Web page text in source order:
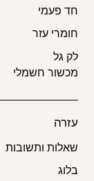
חד פעמי
חומרי עזר
לק גל
מכשור חשמלי
עזרה
שאלות ותשובות
בלוג